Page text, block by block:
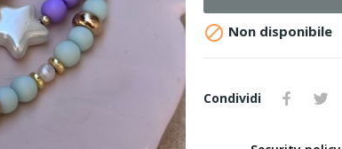
 Non disponibile
Condividi